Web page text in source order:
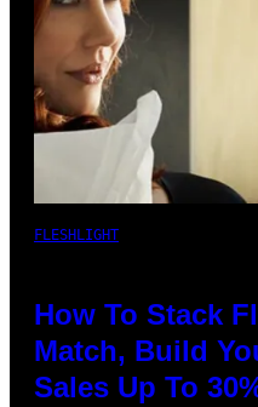
FLESHLIGHT
How To Stack
Match, Build
Sales Up To